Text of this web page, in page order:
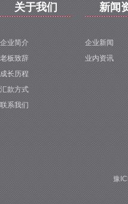
关于我们
企业简介
老板致辞
成长历程
汇款方式
联系我们
新闻
企业新闻
业内资讯
豫